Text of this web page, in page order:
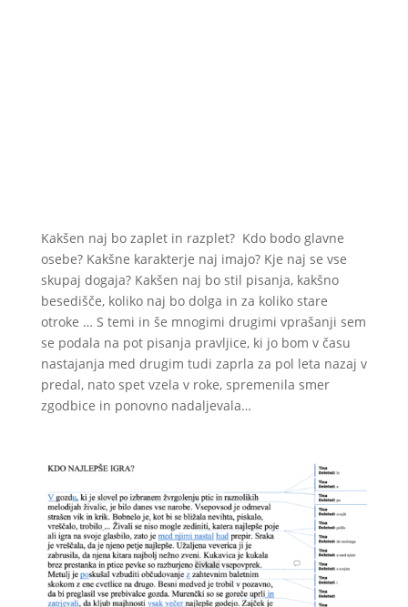
Kakšen naj bo zaplet in razplet? Kdo bodo glavne
osebe? Kakšne karakterje naj imajo? Kje naj se vse
skupaj dogaja? Kakšen naj bo stil pisanja, kakšno
besedišče, koliko naj bo dolga in za koliko stare
otroke … S temi in še mnogimi drugimi vprašanji sem
se podala na pot pisanja pravljice, ki jo bom v času
nastajanja med drugim tudi zaprla za pol leta nazaj v
predal, nato spet vzela v roke, spremenila smer
zgodbice in ponovno nadaljevala…